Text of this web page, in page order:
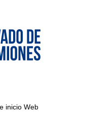
inicio Web